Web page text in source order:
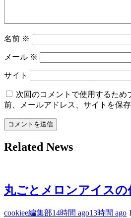
名前 ※
メール ※
サイト
次回のコメントで使用するため
前、メールアドレス、サイトを保存
Related News
丸ごとメロンアイスの
cookiee編集部14時間 ago13時間 ago 1